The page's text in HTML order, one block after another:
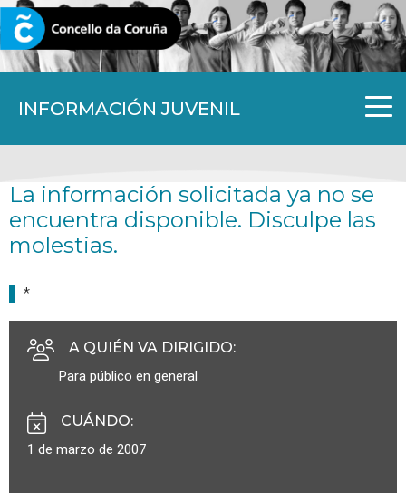
INFORMACIÓN JUVENIL
CORUNA.GAL
La información solicitada ya no se
encuentra disponible. Disculpe las
molestias.
*
A QUIÉN VA DIRIGIDO:
Para público en general
CUÁNDO:
1 de marzo de 2007